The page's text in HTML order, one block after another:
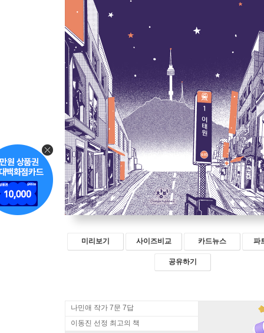
미리보기 사이즈비교 카드뉴스 파
공유하기
나민애 작가 7문 7답
이동진 선정 최고의 책